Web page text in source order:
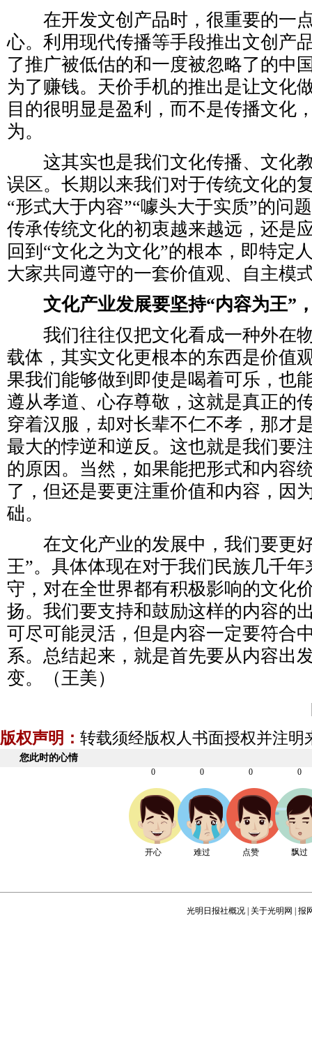
在开发文创产品时，很重要的一
心。利用现代传播等手段推出文创产
了推广被低估的和一度被忽略了的中
为了赚钱。天价手机的推出是让文化
目的很明显是盈利，而不是传播文化
为。
这其实也是我们文化传播、文化
误区。长期以来我们对于传统文化的
“形式大于内容”“噱头大于实质”的问
传承传统文化的初衷越来越远，还是
回到“文化之为文化”的根本，即特定
大家共同遵守的一套价值观、自主模
文化产业发展要坚持“内容为王”
我们往往仅把文化看成一种外在
载体，其实文化更根本的东西是价值
果我们能够做到即使是喝着可乐，也
遵从孝道、心存尊敬，这就是真正的
穿着汉服，却对长辈不仁不孝，那才
最大的悖逆和逆反。这也就是我们要
的原因。当然，如果能把形式和内容
了，但还是要更注重价值和内容，因
础。
在文化产业的发展中，我们要更好
王”。具体体现在对于我们民族几千
守，对在全世界都有积极影响的文化
扬。我们要支持和鼓励这样的内容的
可尽可能灵活，但是内容一定要符合
系。总结起来，就是首先要从内容出
变。（王美）
版权声明： 转载须经版权人书面授权并注明
您此时的心情
0
开心
0
难过
0
点赞
0
飘过
光明日报社概况 关于光明网 报